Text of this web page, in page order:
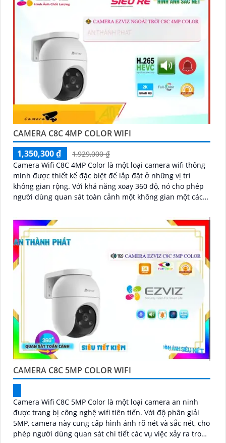
CAMERA C8C 4MP COLOR WIFI
1,350,300 ₫
1,929,000 ₫
Camera Wifi C8C 4MP Color là một loại camera wifi thông
minh được thiết kế đặc biệt để lắp đặt ở những vị trí
không gian rộng. Với khả năng xoay 360 độ, nó cho phép
người dùng quan sát toàn cảnh một không gian một cách
CAMERA C8C 5MP COLOR WIFI
Camera Wifi C8C 5MP Color là một loại camera an ninh
được trang bị công nghệ wifi tiên tiến. Với độ phân giải
5MP, camera này cung cấp hình ảnh rõ nét và sắc nét, cho
phép người dùng quan sát chi tiết các vụ việc xảy ra trong